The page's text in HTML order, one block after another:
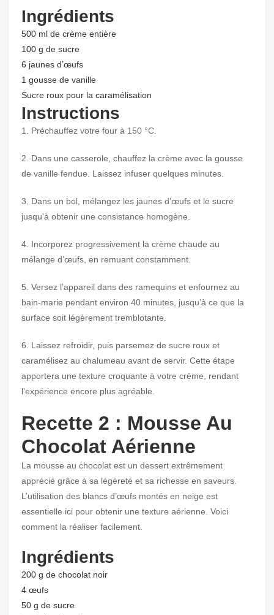
Ingrédients
500 ml de crème entière
100 g de sucre
6 jaunes d’œufs
1 gousse de vanille
Sucre roux pour la caramélisation
Instructions
1. Préchauffez votre four à 150 °C.
2. Dans une casserole, chauffez la crème avec la gousse
de vanille fendue. Laissez infuser quelques minutes.
3. Dans un bol, mélangez les jaunes d’œufs et le sucre
jusqu’à obtenir une consistance homogène.
4. Incorporez progressivement la crème chaude au
mélange d’œufs, en remuant constamment.
5. Versez l’appareil dans des ramequins et enfournez au
bain-marie pendant environ 40 minutes, jusqu’à ce que la
surface soit légèrement tremblotante.
6. Laissez refroidir, puis parsemez de sucre roux et
caramélisez au chalumeau avant de servir. Cette étape
apportera une texture croquante à votre crème, rendant
l’expérience encore plus agréable.
Recette 2 : Mousse Au
Chocolat Aérienne
La mousse au chocolat est un dessert extrêmement
apprécié grâce à sa légèreté et sa richesse en saveurs.
L’utilisation des blancs d’œufs montés en neige est
essentielle ici pour obtenir une texture aérienne. Voici
comment la réaliser facilement.
Ingrédients
200 g de chocolat noir
4 œufs
50 g de sucre